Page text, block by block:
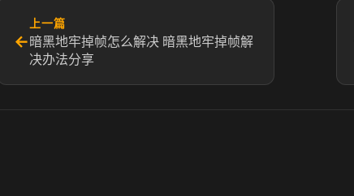
←
上一篇
暗黑地牢掉帧怎么解决 暗黑地牢掉帧解
决办法分享